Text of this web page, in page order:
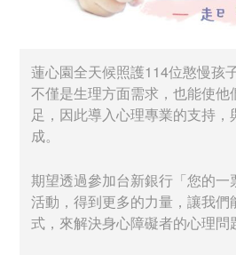
蓮心園全天候照護114位憨慢孩
不僅是生理方面需求，也能使他
足，因此導入心理專業的支持
成。
期望透過參加台新銀行「您的一
活動，得到更多的力量，讓我們
式，來解決身心障礙者的心理問